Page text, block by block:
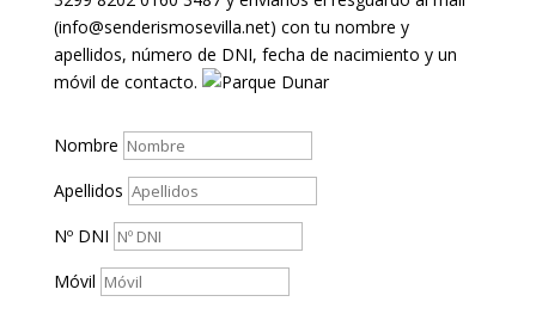
(info@senderismosevilla.net) con tu nombre y
apellidos, número de DNI, fecha de nacimiento y un
móvil de contacto.
Nombre
Apellidos
Nº DNI
Móvil